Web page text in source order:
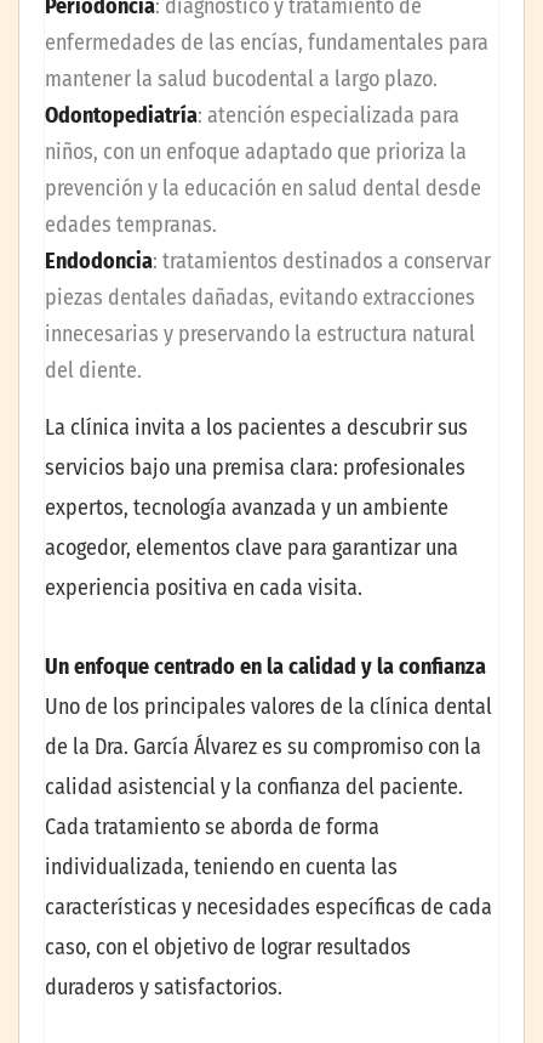
Periodoncia: diagnóstico y tratamiento de
enfermedades de las encías, fundamentales para
mantener la salud bucodental a largo plazo.
Odontopediatría: atención especializada para
niños, con un enfoque adaptado que prioriza la
prevención y la educación en salud dental desde
edades tempranas.
Endodoncia: tratamientos destinados a conservar
piezas dentales dañadas, evitando extracciones
innecesarias y preservando la estructura natural
del diente.
La clínica invita a los pacientes a descubrir sus
servicios bajo una premisa clara: profesionales
expertos, tecnología avanzada y un ambiente
acogedor, elementos clave para garantizar una
experiencia positiva en cada visita.
Un enfoque centrado en la calidad y la confianza
Uno de los principales valores de la clínica dental
de la Dra. García Álvarez es su compromiso con la
calidad asistencial y la confianza del paciente.
Cada tratamiento se aborda de forma
individualizada, teniendo en cuenta las
características y necesidades específicas de cada
caso, con el objetivo de lograr resultados
duraderos y satisfactorios.